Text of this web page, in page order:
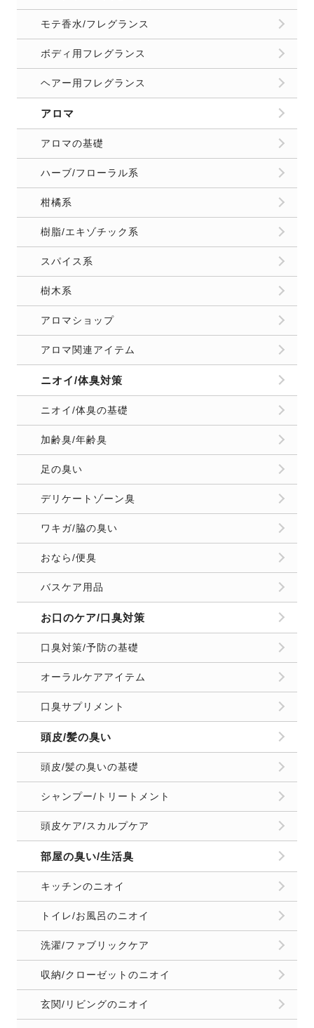
モテ香水/フレグランス
ボディ用フレグランス
ヘアー用フレグランス
アロマ
アロマの基礎
ハーブ/フローラル系
柑橘系
樹脂/エキゾチック系
スパイス系
樹木系
アロマショップ
アロマ関連アイテム
ニオイ/体臭対策
ニオイ/体臭の基礎
加齢臭/年齢臭
足の臭い
デリケートゾーン臭
ワキガ/脇の臭い
おなら/便臭
バスケア用品
お口のケア/口臭対策
口臭対策/予防の基礎
オーラルケアアイテム
口臭サプリメント
頭皮/髪の臭い
頭皮/髪の臭いの基礎
シャンプー/トリートメント
頭皮ケア/スカルプケア
部屋の臭い/生活臭
キッチンのニオイ
トイレ/お風呂のニオイ
洗濯/ファブリックケア
収納/クローゼットのニオイ
玄関/リビングのニオイ